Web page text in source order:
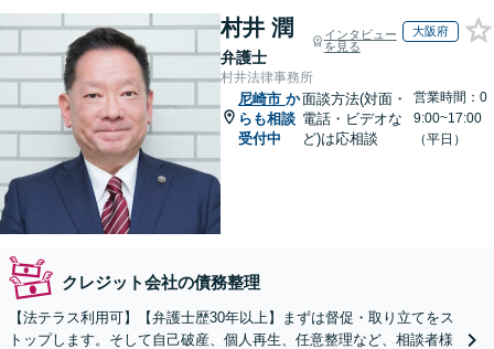
村井 潤
弁護士
インタビュー
を見る
大阪府
村井法律事務所
尼崎市 か
らも相談
受付中
面談方法(対面・
電話・ビデオな
ど)は応相談
営業時間：0
9:00~17:00
（平日）
クレジット会社の債務整理
【法テラス利用可】【弁護士歴30年以上】まずは督促・取り立てをス
トップします。そして自己破産、個人再生、任意整理など、相談者様